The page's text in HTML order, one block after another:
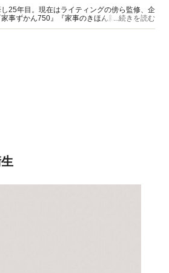
25年目。現在はライティングの傍ら監修、企
事ずかん750』『家事のきほん新事典』（共
...続きを読む